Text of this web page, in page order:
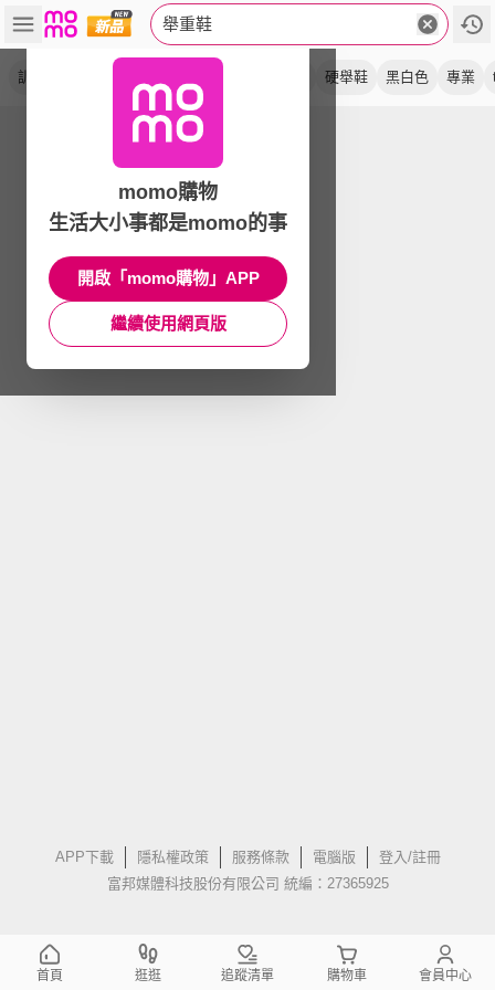
舉重鞋
訓練鞋 硬舉鞋 黑白色 專業
APP下載 隱私權政策 服務條款 電腦版
登入/註冊
富邦媒體科技股份有限公司 統編：27365925
momo購物
生活大小事都是momo的事
開啟「momo購物」APP
繼續使用網頁版
首頁 逛逛 追蹤清單 購物車 會員中心